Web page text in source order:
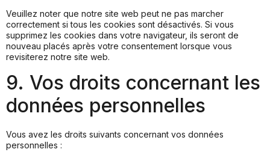
Veuillez noter que notre site web peut ne pas marcher
correctement si tous les cookies sont désactivés. Si vous
supprimez les cookies dans votre navigateur, ils seront de
nouveau placés après votre consentement lorsque vous
revisiterez notre site web.
9. Vos droits concernant les
données personnelles
Vous avez les droits suivants concernant vos données
personnelles :